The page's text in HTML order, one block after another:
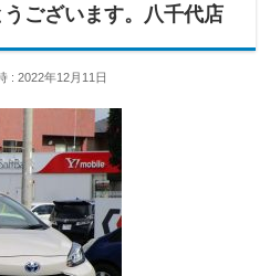
ございます。八千代店
: 2022年12月11日